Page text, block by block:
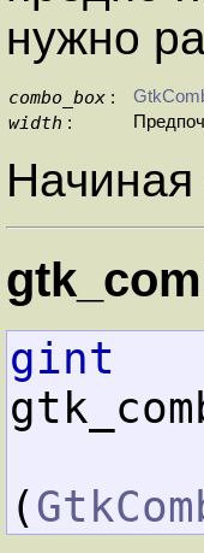
нужно
combo_box :
width :
gint
(